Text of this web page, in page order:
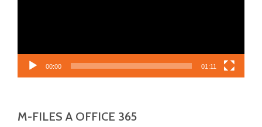
00:00 01:11
M-FILES A OFFICE 365